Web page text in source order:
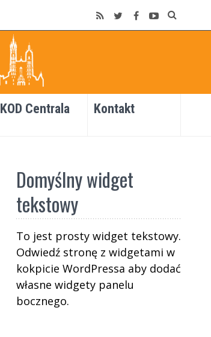
KOD Centrala Kontakt
Domyślny widget
tekstowy
To jest prosty widget tekstowy.
Odwiedź stronę z widgetami w
kokpicie WordPressa aby dodać
własne widgety panelu
bocznego.